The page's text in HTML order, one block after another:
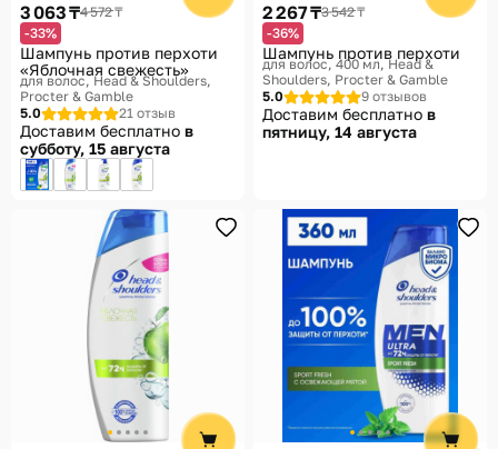
3 063 ₸4 572 ₸
-33%
Шампунь против перхоти
«Яблочная свежесть»
для волос Head & Shoulders,
Procter & Gamble
5.0
21 отзыв
Доставим бесплатно в
субботу, 15 августа
2 267 ₸3 542 ₸
-36%
Шампунь против перхоти
для волос, 400 мл Head &
Shoulders, Procter & Gamble
5.0
9 отзывов
Доставим бесплатно в
пятницу, 14 августа